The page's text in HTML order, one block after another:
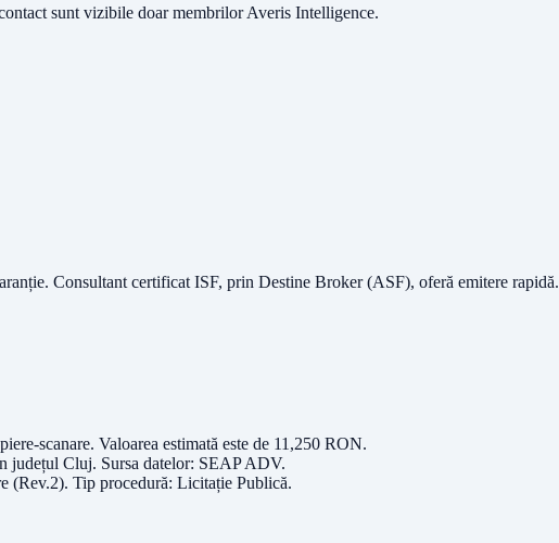
sunt vizibile doar membrilor Averis Intelligence.
Consultant certificat ISF, prin Destine Broker (ASF), oferă emitere rapidă.
scanare. Valoarea estimată este de 11,250 RON.
județul Cluj. Sursa datelor: SEAP ADV.
(Rev.2). Tip procedură: Licitație Publică.